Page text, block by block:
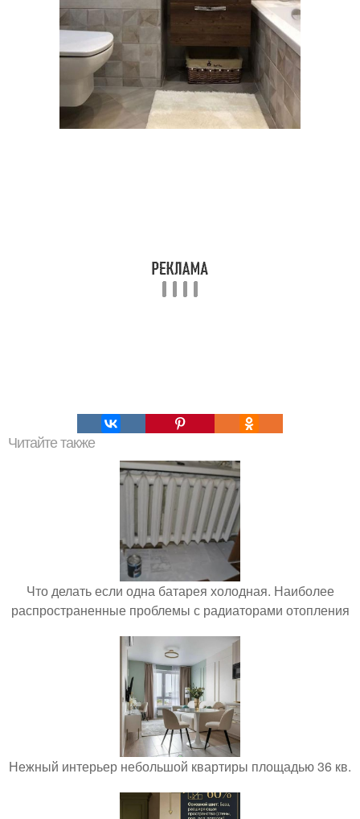
Читайте также
Что делать если одна батарея холодная. Наиболее
распространенные проблемы с радиаторами отопления
Нежный интерьер небольшой квартиры площадью 36 кв.